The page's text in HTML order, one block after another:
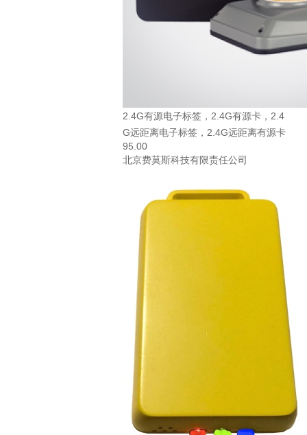
2.4G有源电子标签，2.4G有源卡，2.4
G远距离电子标签，2.4G远距离有源卡
95.00
北京费莫斯科技有限责任公司